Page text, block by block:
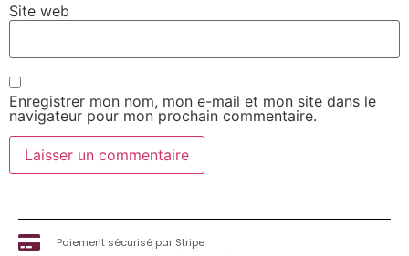
Site web
Enregistrer mon nom, mon e-mail et mon site dans le
navigateur pour mon prochain commentaire.
Paiement sécurisé par Stripe